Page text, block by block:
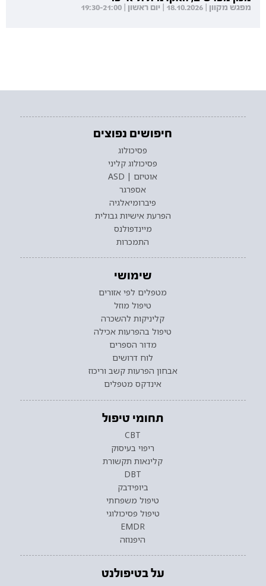
מפגש מקוון | 18.10.2026 | יום ראשון | 19:30-21:00
חיפושים נפוצים
פסיכולוג
פסיכולוג קליני
אוטיזם | ASD
אספרגר
פיברומיאלגיה
הפרעת אישיות גבולית
מיינדפולנס
התמכרות
שימושי
מטפלים לפי אזורים
טיפול מוזל
קליניקות להשכרה
טיפול בהפרעות אכילה
מדור הספרים
לוח דרושים
אבחון הפרעות קשב וריכוז
אינדקס מטפלים
תחומי טיפול
CBT
ריפוי בעיסוק
קלינאות תקשורת
DBT
ביופידבק
טיפול משפחתי
טיפול פסיכולוגי
EMDR
היפנוזה
על בטיפולנט